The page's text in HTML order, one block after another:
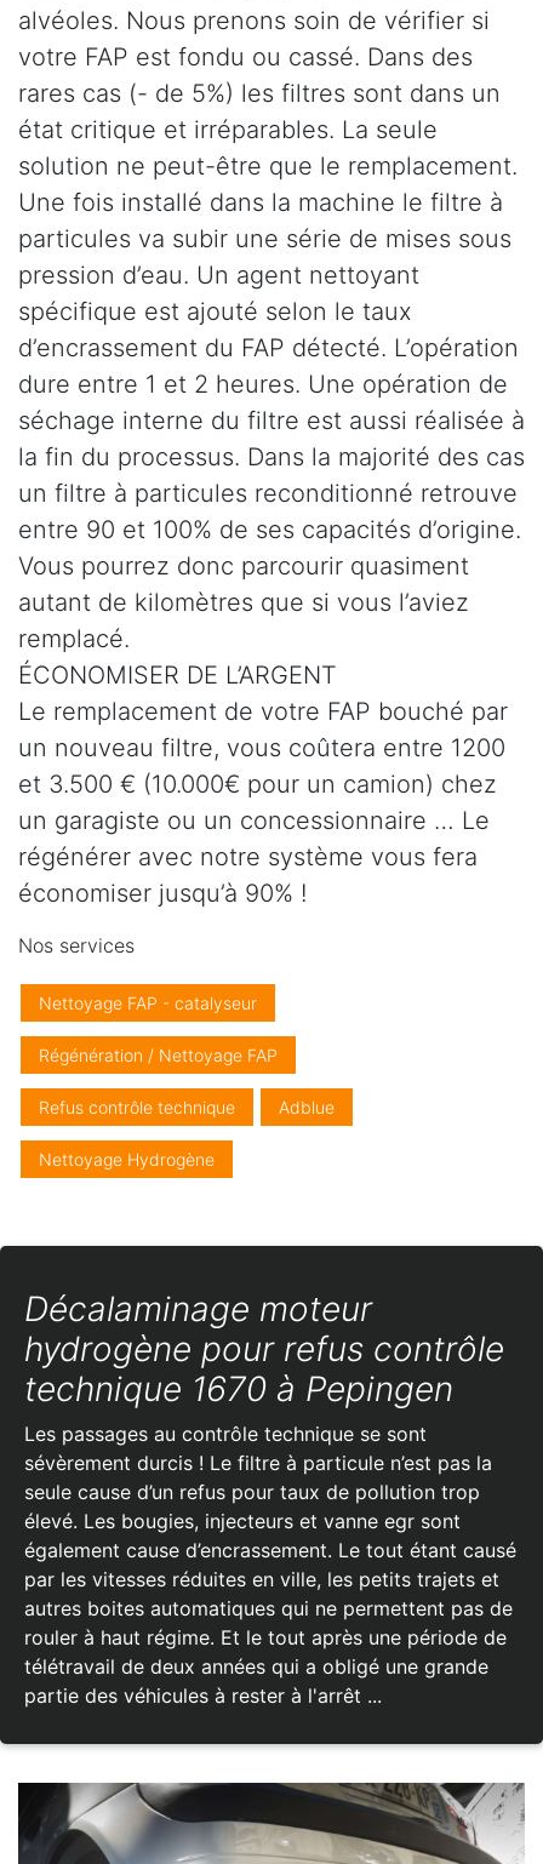
alvéoles. Nous prenons soin de vérifier si
votre FAP est fondu ou cassé. Dans des
rares cas (- de 5%) les filtres sont dans un
état critique et irréparables. La seule
solution ne peut-être que le remplacement.
Une fois installé dans la machine le filtre à
particules va subir une série de mises sous
pression d’eau. Un agent nettoyant
spécifique est ajouté selon le taux
d’encrassement du FAP détecté. L’opération
dure entre 1 et 2 heures. Une opération de
séchage interne du filtre est aussi réalisée à
la fin du processus. Dans la majorité des cas
un filtre à particules reconditionné retrouve
entre 90 et 100% de ses capacités d’origine.
Vous pourrez donc parcourir quasiment
autant de kilomètres que si vous l’aviez
remplacé.
ÉCONOMISER DE L’ARGENT
Le remplacement de votre FAP bouché par
un nouveau filtre, vous coûtera entre 1200
et 3.500 € (10.000€ pour un camion) chez
un garagiste ou un concessionnaire … Le
régénérer avec notre système vous fera
économiser jusqu’à 90% !
Nos services
Nettoyage FAP - catalyseur
Régénération / Nettoyage FAP
Refus contrôle technique Adblue
Nettoyage Hydrogène
Décalaminage moteur
hydrogène pour refus contrôle
technique 1670 à Pepingen
Les passages au contrôle technique se sont
sévèrement durcis ! Le filtre à particule n’est pas la
seule cause d’un refus pour taux de pollution trop
élevé. Les bougies, injecteurs et vanne egr sont
également cause d’encrassement. Le tout étant causé
par les vitesses réduites en ville, les petits trajets et
autres boites automatiques qui ne permettent pas de
rouler à haut régime. Et le tout après une période de
télétravail de deux années qui a obligé une grande
partie des véhicules à rester à l'arrêt ...